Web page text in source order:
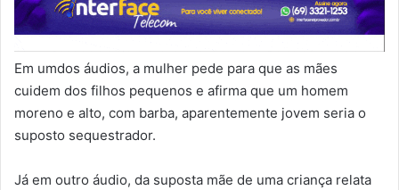
Em umdos áudios, a mulher pede para que as mães
cuidem dos filhos pequenos e afirma que um homem
moreno e alto, com barba, aparentemente jovem seria o
suposto sequestrador.
Já em outro áudio, da suposta mãe de uma criança relata